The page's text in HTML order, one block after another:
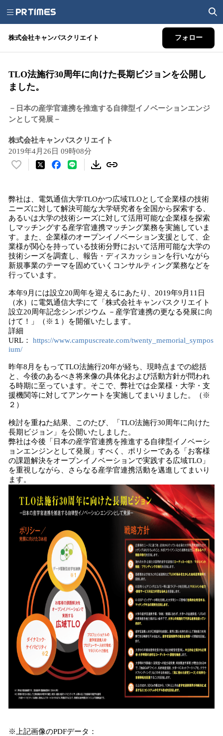
株式会社キャンパスクリエイト フォロー
TLO法施行30周年に向けた長期ビジョンを公開し
ました。
－日本の産学官連携を推進する自律型イノベーションエンジ
ンとして発展－
株式会社キャンパスクリエイト
2019年4月26日 09時08分
い
！
数
を
読
み
込
み
中
す
弊社は、電気通信大学TLOかつ広域TLOとして企業様の技術
ニーズに対して解決可能な大学研究者を全国から探索する、
あるいは大学の技術シーズに対して活用可能な企業様を探索
しマッチングする産学官連携マッチング業務を実施していま
す。また、企業様のオープンイノベーション支援として、企
業様が関心を持っている技術分野において活用可能な大学の
技術シーズを調査し、報告・ディスカッションを行いながら
新規事業のテーマを固めていくコンサルティング業務などを
行っています。
本年9月には設立20周年を迎えるにあたり、2019年9月11日
（水）に電気通信大学にて「株式会社キャンパスクリエイト
設立20周年記念シンポジウム －産学官連携の更なる発展に向
けて！」（※１）を開催いたします。
詳細
URL： https://www.campuscreate.com/twenty_memorial_sympos
ium/
昨年8月をもってTLO法施行20年が経ち、現時点までの総括
と、今後のあるべき将来像の具体化および活動方針が問われ
る時期に至っています。そこで、弊社では企業様・大学・支
援機関等に対してアンケートを実施してまいりました。（※
２）
検討を重ねた結果、このたび、「TLO法施行30周年に向けた
長期ビジョン」を公開いたしました。
弊社は今後「日本の産学官連携を推進する自律型イノベーシ
ョンエンジンとして発展」すべく、ポリシーである「お客様
の課題解決をオープンイノベーションで実践する広域TLO」
を重視しながら、さらなる産学官連携活動を邁進してまいり
ます。
※上記画像のPDFデータ：